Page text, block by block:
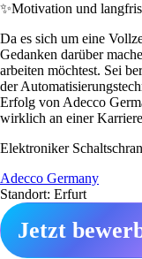
✨Motivation und
Da es sich um eine
Gedanken darüber
arbeiten möchtest. Sei
der
Erfolg von Adecco
wirklich an einer
Elektroniker
Adecco Germany
Standort: Erfurt
Jetzt